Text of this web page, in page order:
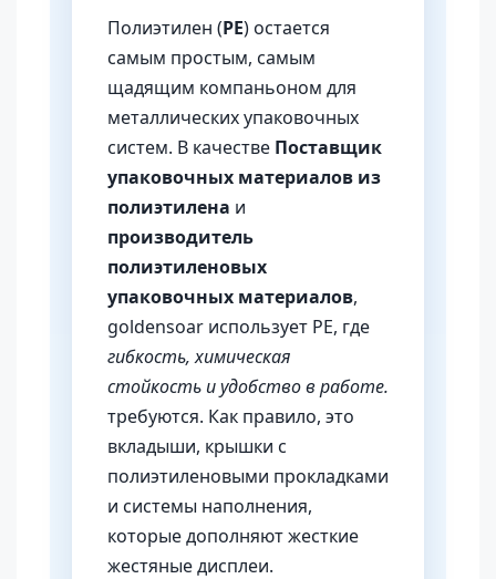
Полиэтилен (PE) остается
самым простым, самым
щадящим компаньоном для
металлических упаковочных
систем. В качестве Поставщик
упаковочных материалов из
полиэтилена и
производитель
полиэтиленовых
упаковочных материалов,
goldensoar использует PE, где
гибкость, химическая
стойкость и удобство в работе.
требуются. Как правило, это
вкладыши, крышки с
полиэтиленовыми прокладками
и системы наполнения,
которые дополняют жесткие
жестяные дисплеи.